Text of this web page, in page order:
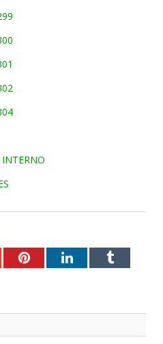
INTERNO
PinterestLinkedInTumblr